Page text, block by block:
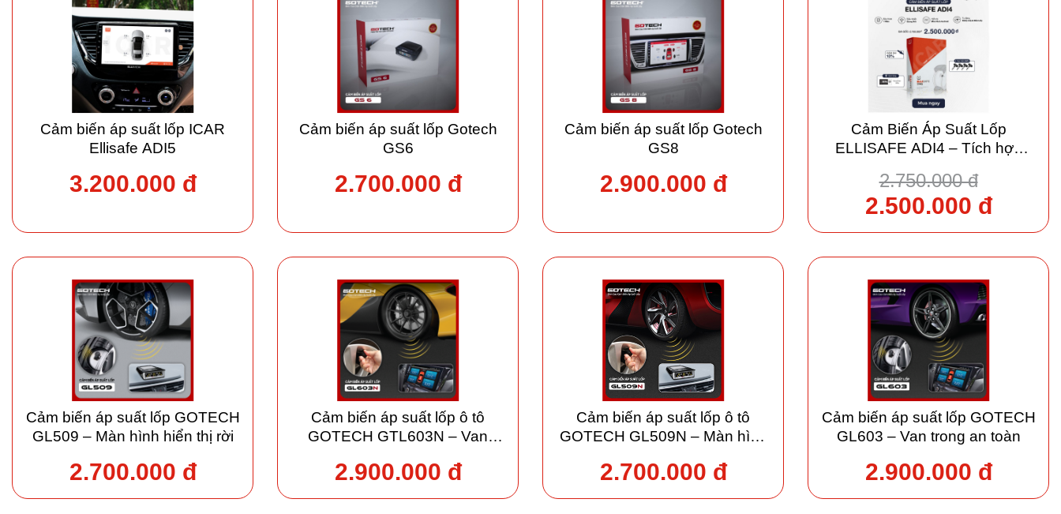
Cảm biến áp suất lốp ICAR
Ellisafe ADI5
3.200.000 đ
Cảm biến áp suất lốp Gotech
GS6
2.700.000 đ
Cảm biến áp suất lốp Gotech
GS8
2.900.000 đ
Cảm Biến Áp Suất Lốp
ELLISAFE ADI4 – Tích hợp
2.750.000 đ
2.500.000 đ
Cảm biến áp suất lốp GOTECH
GL509 – Màn hình hiển thị rời
2.700.000 đ
Cảm biến áp suất lốp ô tô
GOTECH GTL603N – Van
2.900.000 đ
Cảm biến áp suất lốp ô tô
GOTECH GL509N – Màn hình
2.700.000 đ
Cảm biến áp suất lốp GOTECH
GL603 – Van trong an toàn
2.900.000 đ